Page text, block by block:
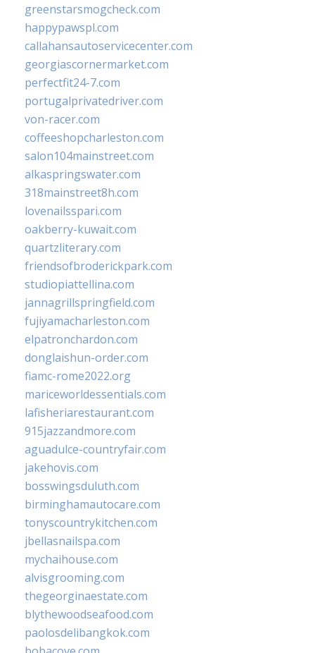
greenstarsmogcheck.com
happypawspl.com
callahansautoservicecenter.com
georgiascornermarket.com
perfectfit24-7.com
portugalprivatedriver.com
von-racer.com
coffeeshopcharleston.com
salon104mainstreet.com
alkaspringswater.com
318mainstreet8h.com
lovenailsspari.com
oakberry-kuwait.com
quartzliterary.com
friendsofbroderickpark.com
studiopiattellina.com
jannagrillspringfield.com
fujiyamacharleston.com
elpatronchardon.com
donglaishun-order.com
fiamc-rome2022.org
mariceworldessentials.com
lafisheriarestaurant.com
915jazzandmore.com
aguadulce-countryfair.com
jakehovis.com
bosswingsduluth.com
birminghamautocare.com
tonyscountrykitchen.com
jbellasnailspa.com
mychaihouse.com
alvisgrooming.com
thegeorginaestate.com
blythewoodseafood.com
paolosdelibangkok.com